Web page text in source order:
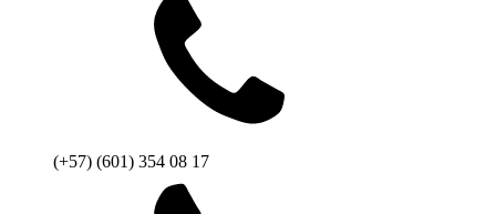
(+57) (601) 354 08 17